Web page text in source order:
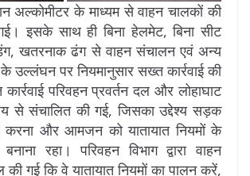
अल्कोमीटर के माध्यम से वाहन चालकों की
इसके साथ ही बिना हेलमेट, बिना सीट
खतरनाक ढंग से वाहन संचालन एवं अन्य
के उल्लंघन पर नियमानुसार सख्त कार्रवाई की
परिवहन प्रवर्तन दल और लोहाघाट
से संचालित की गई, जिसका उद्देश्य सड़क
करना और आमजन को यातायात नियमों के
रहा। परिवहन विभाग द्वारा वाहन
गई कि वे यातायात नियमों का पालन करें,